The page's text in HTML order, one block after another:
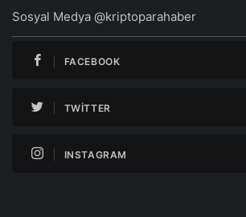
Sosyal Medya @kriptoparahaber
FACEBOOK
TWITTER
INSTAGRAM